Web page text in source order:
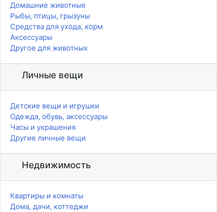
Домашние животные
Рыбы, птицы, грызуны
Средства для ухода, корм
Аксессуары
Другое для животных
Личные вещи
Детские вещи и игрушки
Одежда, обувь, аксессуары
Часы и украшения
Другие личные вещи
Недвижимость
Квартиры и комнаты
Дома, дачи, коттеджи